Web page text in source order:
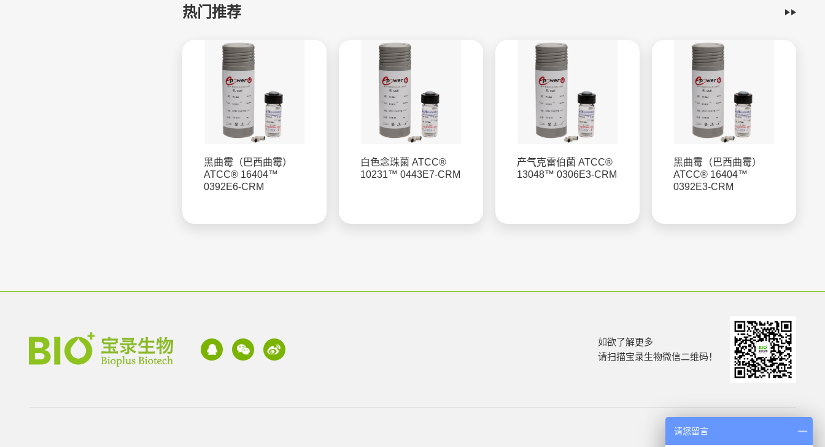
热门推荐
黑曲霉（巴西曲霉）
ATCC® 16404™
0392E6-CRM
白色念珠菌 ATCC®
10231™ 0443E7-CRM
产气克雷伯菌 ATCC®
13048™ 0306E3-CRM
黑曲霉（巴西曲霉）
ATCC® 16404™
0392E3-CRM
如欲了解更多
请扫描宝录生物微信二维码！
请您留言